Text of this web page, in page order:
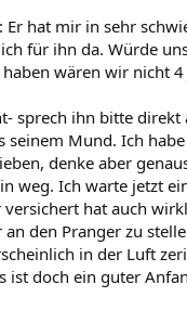
Er hat mir in sehr
für ihn da. Würde
wären wir nicht 4
sprech ihn bitte direkt
seinem Mund. Ich
denke aber
weg. Ich warte jetzt
hat auch
den Pranger zu
in der Luft
ist doch ein guter